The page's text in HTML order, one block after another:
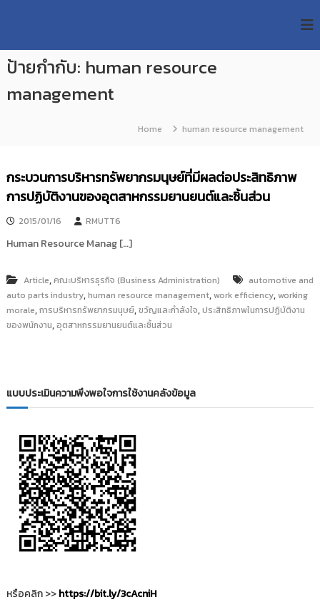
p
U
T
T
a
r
h
R
p
o
s
i
y
ค
ลั
ง
ข้
อ
มู
ล
ง
น
วิ
ท
า
โ
โ
ยี
ร
ม
ง
ล
ธั
ป้ายกำกับ: human resource
management
Home human resource management
กระบวนการบริหารทรัพยากรมนุษย์ที่มีผลต่อประสิทธิภาพ
การปฏิบัติงานของอุตสาหกรรมยานยนต์และชิ้นส่วน
2015/01/16 RMUTT6
Human Resource Manag […]
Article,คณะบริหารธุรกิจ (Business Administration)
automotive and
auto parts industry,human resource management,work efficiency,working
morale,การบริหารทรัพยากรมนุษย์,ขวัญและกำลังใจ,ประสิทธิภาพในการปฏิบัติงาน
ของพนักงาน,อุตสาหกรรมยานยนต์และชิ้นส่วน
แบบประเมินความพึงพอใจการใช้งานคลังข้อมูล
หรือคลิก >>https://bit.ly/3cAcniH